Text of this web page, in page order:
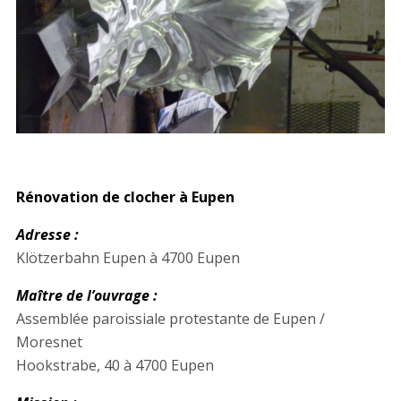
Rénovation de clocher à Eupen
Adresse :
Klötzerbahn Eupen à 4700 Eupen
Maître de l’ouvrage :
Assemblée paroissiale protestante de Eupen /
Moresnet
Hookstrabe, 40 à 4700 Eupen